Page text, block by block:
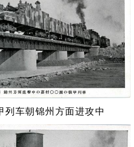
车朝锦州方面进攻中